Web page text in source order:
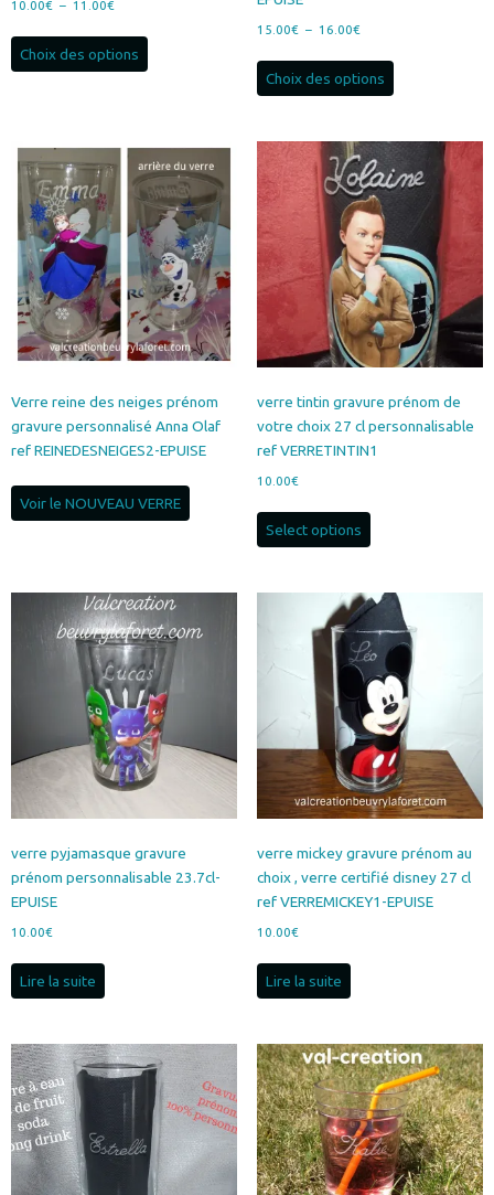
10.00€ – 11.00€
10.00€
Choix des options
options
peuvent
être
choisies
sur
la
page
du
15.00€ – 16.00€Plage
prix :
15.00€
Choix des options
Ce
variations.
Les
peuvent
être
choisies
sur
la
page
du
produit
Verre reine des neiges prénom
gravure personnalisé Anna Olaf
ref REINEDESNEIGES2-EPUISE
Voir le NOUVEAU VERRE
verre tintin gravure prénom de
votre choix 27 cl personnalisable
ref VERRETINTIN1
10.00€
Select options
verre pyjamasque gravure
prénom personnalisable 23.7cl-
EPUISE
10.00€
Lire la suite
verre mickey gravure prénom au
choix , verre certifié disney 27 cl
ref VERREMICKEY1-EPUISE
10.00€
Lire la suite